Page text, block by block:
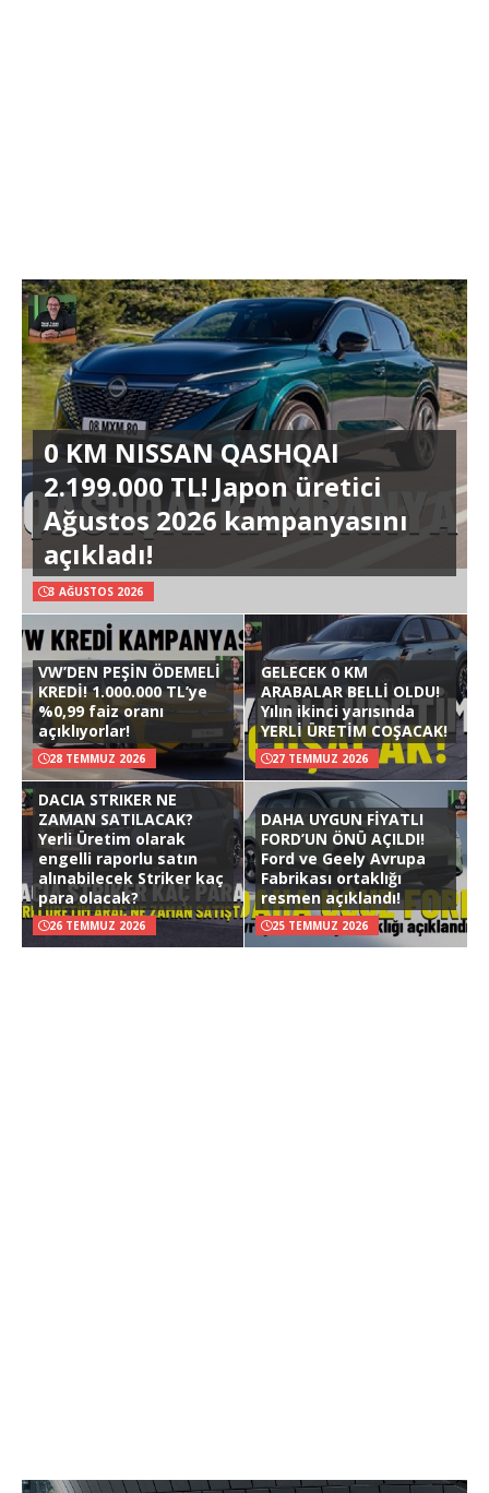
0 KM NISSAN QASHQAI
2.199.000 TL! Japon üretici
Ağustos 2026 kampanyasını
açıkladı!
3 AĞUSTOS 2026
VW’DEN PEŞİN ÖDEMELİ
KREDİ! 1.000.000 TL’ye
%0,99 faiz oranı
açıklıyorlar!
28 TEMMUZ 2026
GELECEK 0 KM
ARABALAR BELLİ OLDU!
Yılın ikinci yarısında
YERLİ ÜRETİM COŞACAK!
27 TEMMUZ 2026
DACIA STRIKER NE
ZAMAN SATILACAK?
Yerli Üretim olarak
engelli raporlu satın
alınabilecek Striker kaç
para olacak?
26 TEMMUZ 2026
DAHA UYGUN FİYATLI
FORD’UN ÖNÜ AÇILDI!
Ford ve Geely Avrupa
Fabrikası ortaklığı
resmen açıklandı!
25 TEMMUZ 2026